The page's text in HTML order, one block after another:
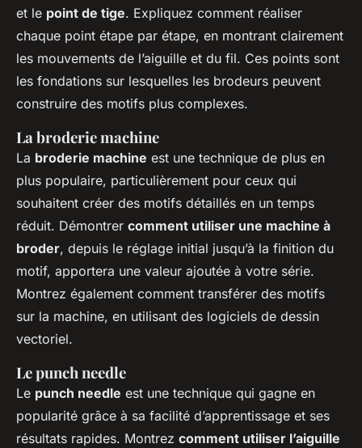
et le point de tige. Expliquez comment réaliser
chaque point étape par étape, en montrant clairement
les mouvements de l’aiguille et du fil. Ces points sont
les fondations sur lesquelles les brodeurs peuvent
construire des motifs plus complexes.
La broderie machine
La broderie machine est une technique de plus en
plus populaire, particulièrement pour ceux qui
souhaitent créer des motifs détaillés en un temps
réduit. Démontrer comment utiliser une machine à
broder, depuis le réglage initial jusqu’à la finition du
motif, apportera une valeur ajoutée à votre série.
Montrez également comment transférer des motifs
sur la machine, en utilisant des logiciels de dessin
vectoriel.
Le punch needle
Le punch needle est une technique qui gagne en
popularité grâce à sa facilité d’apprentissage et ses
résultats rapides. Montrez comment utiliser l’aiguille